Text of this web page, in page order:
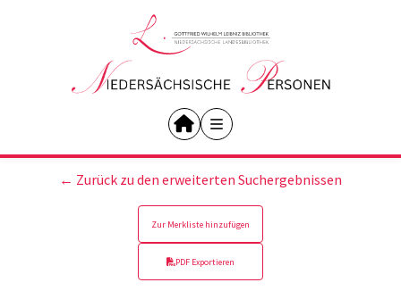
← Zurück zu den erweiterten Suchergebnissen
Zur Merkliste hinzufügen
PDF Exportieren